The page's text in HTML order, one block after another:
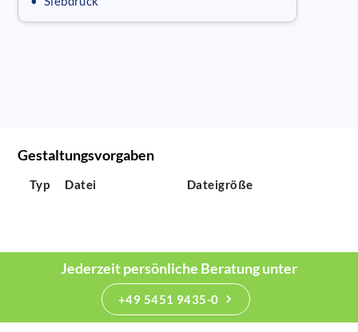
Gestaltungsvorgaben
Typ Datei Dateigröße
Jederzeit persönliche Beratung unter
+49 5451 9435-0